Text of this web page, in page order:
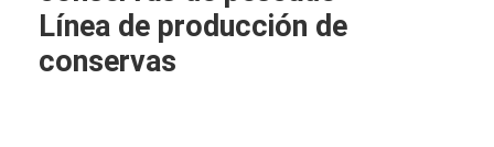
Línea de producción de
conservas